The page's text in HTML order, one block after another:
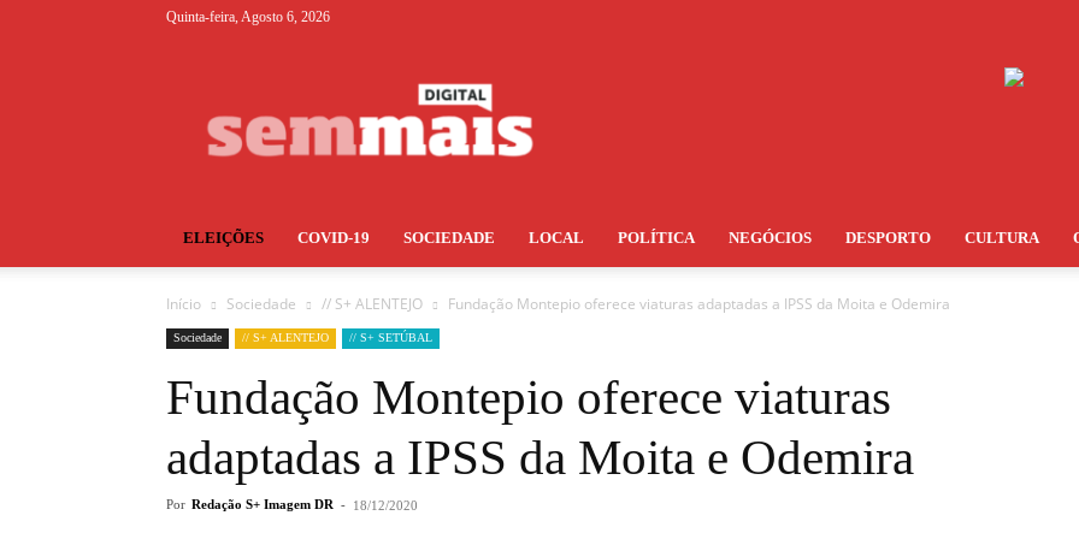
Quinta-feira, Agosto 6, 2026
ELEIÇÕES COVID-19 SOCIEDADE LOCAL POLÍTICA NEGÓCIOS DESPORTO CULTURA
Início Sociedade // S+ ALENTEJO Fundação Montepio oferece viaturas adaptadas a IPSS da Moita e Odemira
Sociedade // S+ ALENTEJO // S+ SETÚBAL
Fundação Montepio oferece viaturas
adaptadas a IPSS da Moita e Odemira
Por Redação S+ Imagem DR - 18/12/2020